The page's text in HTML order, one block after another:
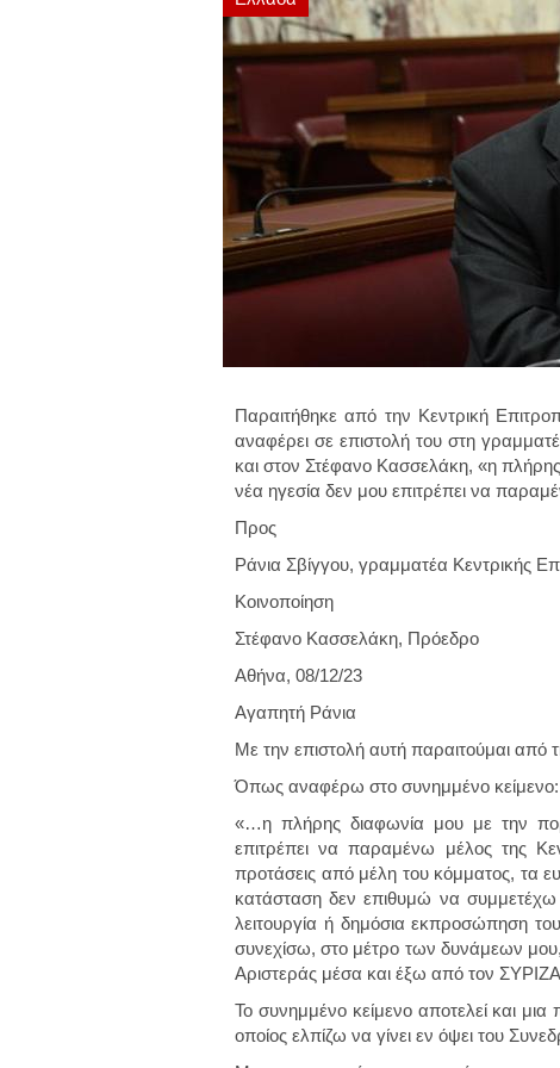
Παραιτήθηκε από την Κεντρική
αναφέρει σε επιστολή του στη
και στον Στέφανο Κασσελάκη, «η
νέα ηγεσία δεν μου επιτρέπει να
Προς
Ράνια Σβίγγου, γραμματέα Κεντρικής
Κοινοποίηση
Στέφανο Κασσελάκη, Πρόεδρο
Αθήνα, 08/12/23
Αγαπητή Ράνια
Με την επιστολή αυτή παραιτούμαι από
Όπως αναφέρω στο συνημμένο κείμενο:
«…η πλήρης διαφωνία μου με την
επιτρέπει να παραμένω μέλος της
προτάσεις από μέλη του κόμματος, τα
κατάσταση δεν επιθυμώ να
λειτουργία ή δημόσια εκπροσώπηση
συνεχίσω, στο μέτρο των δυνάμεων μου,
Αριστεράς μέσα και έξω από τον
Το συνημμένο κείμενο αποτελεί και
οποίος ελπίζω να γίνει εν όψει του